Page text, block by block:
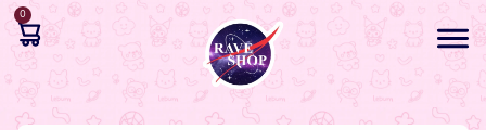
0